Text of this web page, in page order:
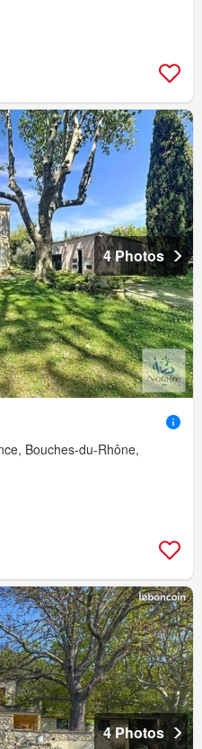
4 Photos
Bouches-du-Rhône,
4 Photos